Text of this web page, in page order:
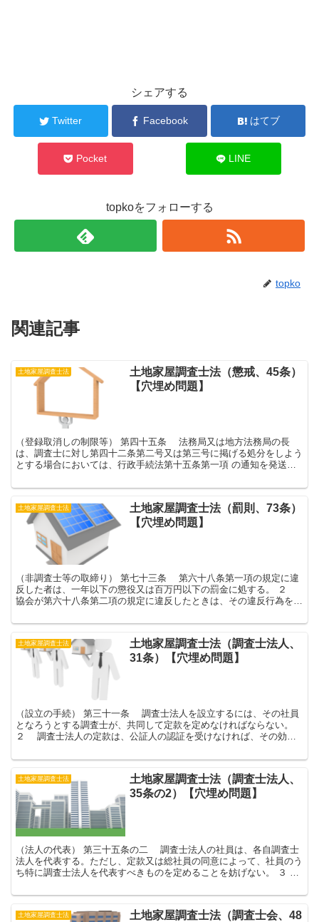
シェアする
Twitter Facebook はてブ
Pocket LINE
topkoをフォローする
topko
関連記事
土地家屋調査士法
土地家屋調査士法（懲戒、45条）
【穴埋め問題】
（登録取消しの制限等） 第四十五条 法務局又は地方法務局の長
は、調査士に対し第四十二条第二号又は第三号に掲げる処分をしよう
とする場合においては、行政手続法第十五条第一項 の通知を発送
土地家屋調査士法
土地家屋調査士法（罰則、73条）
【穴埋め問題】
（非調査士等の取締り） 第七十三条 第六十八条第一項の規定に違
反した者は、一年以下の懲役又は百万円以下の罰金に処する。 ２
協会が第六十八条第二項の規定に違反したときは、その違反行為をし
土地家屋調査士法
土地家屋調査士法（調査士法人、
31条）【穴埋め問題】
（設立の手続） 第三十一条 調査士法人を設立するには、その社員
となろうとする調査士が、共同して定款を定めなければならない。
２ 調査士法人の定款は、公証人の認証を受けなければ、その効力
土地家屋調査士法
土地家屋調査士法（調査士法人、
35条の2）【穴埋め問題】
（法人の代表） 第三十五条の二 調査士法人の社員は、各自調査士
法人を代表する。ただし、定款又は総社員の同意によって、社員のう
ち特に調査士法人を代表すべきものを定めることを妨げない。 ３
土地家屋調査士法 土地家屋調査士法（調査士会、48